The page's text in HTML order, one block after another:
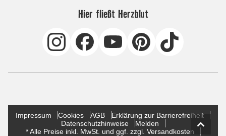
Hier fließt Herzblut
Impressum Cookies AGB
Erklärung zur Barrierefreiheit
Datenschutzhinweise
Melden
* Alle Preise inkl. MwSt. und ggf. zzgl. Versandkosten